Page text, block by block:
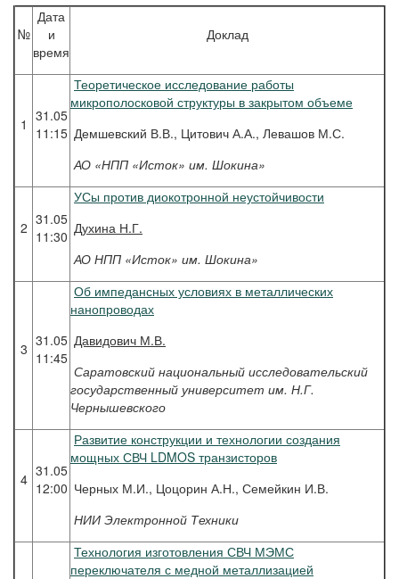
№
Дата
и
время
Доклад
1 31.05
11:15
Теоретическое исследование работы
микрополосковой структуры в закрытом объеме
Демшевский В.В., Цитович А.А., Левашов М.С.
АО «НПП «Исток» им. Шокина»
2 31.05
11:30
УСы против диокотронной неустойчивости
Духина Н.Г.
АО НПП «Исток» им. Шокина»
3 31.05
11:45
Об импедансных условиях в металлических
нанопроводах
Давидович М.В.
Саратовский национальный исследовательский
государственный университет им. Н.Г.
Чернышевского
4 31.05
12:00
Развитие конструкции и технологии создания
мощных СВЧ LDMOS транзисторов
Черных М.И., Цоцорин А.Н., Семейкин И.В.
НИИ Электронной Техники
Технология изготовления СВЧ МЭМС
переключателя с медной металлизацией